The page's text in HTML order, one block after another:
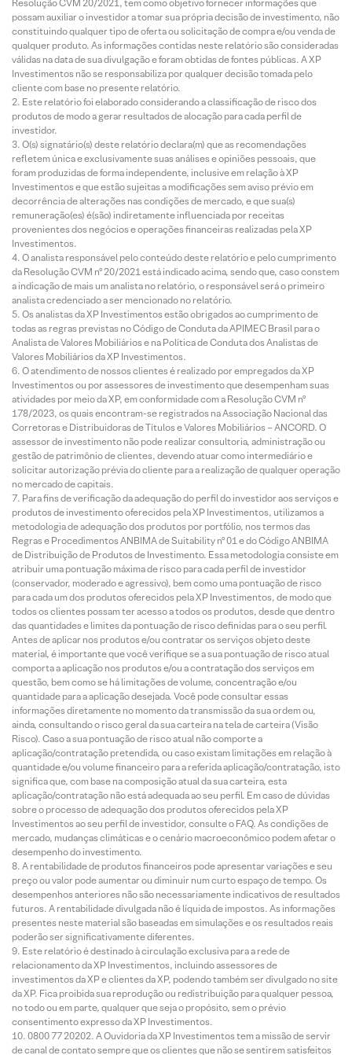
Resolução CVM 20/2021, tem como objetivo fornecer informações que
possam auxiliar o investidor a tomar sua própria decisão de investimento, não
constituindo qualquer tipo de oferta ou solicitação de compra e/ou venda de
qualquer produto. As informações contidas neste relatório são consideradas
válidas na data de sua divulgação e foram obtidas de fontes públicas. A XP
Investimentos não se responsabiliza por qualquer decisão tomada pelo
cliente com base no presente relatório.
Este relatório foi elaborado considerando a classificação de risco dos
produtos de modo a gerar resultados de alocação para cada perfil de
investidor.
O(s) signatário(s) deste relatório declara(m) que as recomendações
refletem única e exclusivamente suas análises e opiniões pessoais, que
foram produzidas de forma independente, inclusive em relação à XP
Investimentos e que estão sujeitas a modificações sem aviso prévio em
decorrência de alterações nas condições de mercado, e que sua(s)
remuneração(es) é(são) indiretamente influenciada por receitas
provenientes dos negócios e operações financeiras realizadas pela XP
Investimentos.
O analista responsável pelo conteúdo deste relatório e pelo cumprimento
da Resolução CVM nº 20/2021 está indicado acima, sendo que, caso constem
a indicação de mais um analista no relatório, o responsável será o primeiro
analista credenciado a ser mencionado no relatório.
Os analistas da XP Investimentos estão obrigados ao cumprimento de
todas as regras previstas no Código de Conduta da APIMEC Brasil para o
Analista de Valores Mobiliários e na Política de Conduta dos Analistas de
Valores Mobiliários da XP Investimentos.
O atendimento de nossos clientes é realizado por empregados da XP
Investimentos ou por assessores de investimento que desempenham suas
atividades por meio da XP, em conformidade com a Resolução CVM nº
178/2023, os quais encontram-se registrados na Associação Nacional das
Corretoras e Distribuidoras de Títulos e Valores Mobiliários – ANCORD. O
assessor de investimento não pode realizar consultoria, administração ou
gestão de patrimônio de clientes, devendo atuar como intermediário e
solicitar autorização prévia do cliente para a realização de qualquer operação
no mercado de capitais.
Para fins de verificação da adequação do perfil do investidor aos serviços e
produtos de investimento oferecidos pela XP Investimentos, utilizamos a
metodologia de adequação dos produtos por portfólio, nos termos das
Regras e Procedimentos ANBIMA de Suitability nº 01 e do Código ANBIMA
de Distribuição de Produtos de Investimento. Essa metodologia consiste em
atribuir uma pontuação máxima de risco para cada perfil de investidor
(conservador, moderado e agressivo), bem como uma pontuação de risco
para cada um dos produtos oferecidos pela XP Investimentos, de modo que
todos os clientes possam ter acesso a todos os produtos, desde que dentro
das quantidades e limites da pontuação de risco definidas para o seu perfil.
Antes de aplicar nos produtos e/ou contratar os serviços objeto deste
material, é importante que você verifique se a sua pontuação de risco atual
comporta a aplicação nos produtos e/ou a contratação dos serviços em
questão, bem como se há limitações de volume, concentração e/ou
quantidade para a aplicação desejada. Você pode consultar essas
informações diretamente no momento da transmissão da sua ordem ou,
ainda, consultando o risco geral da sua carteira na tela de carteira (Visão
Risco). Caso a sua pontuação de risco atual não comporte a
aplicação/contratação pretendida, ou caso existam limitações em relação à
quantidade e/ou volume financeiro para a referida aplicação/contratação, isto
significa que, com base na composição atual da sua carteira, esta
aplicação/contratação não está adequada ao seu perfil. Em caso de dúvidas
sobre o processo de adequação dos produtos oferecidos pela XP
Investimentos ao seu perfil de investidor, consulte o FAQ. As condições de
mercado, mudanças climáticas e o cenário macroeconômico podem afetar o
desempenho do investimento.
A rentabilidade de produtos financeiros pode apresentar variações e seu
preço ou valor pode aumentar ou diminuir num curto espaço de tempo. Os
desempenhos anteriores não são necessariamente indicativos de resultados
futuros. A rentabilidade divulgada não é líquida de impostos. As informações
presentes neste material são baseadas em simulações e os resultados reais
poderão ser significativamente diferentes.
Este relatório é destinado à circulação exclusiva para a rede de
relacionamento da XP Investimentos, incluindo assessores de
investimentos da XP e clientes da XP, podendo também ser divulgado no site
da XP. Fica proibida sua reprodução ou redistribuição para qualquer pessoa,
no todo ou em parte, qualquer que seja o propósito, sem o prévio
consentimento expresso da XP Investimentos.
0800 77 20202. A Ouvidoria da XP Investimentos tem a missão de servir
de canal de contato sempre que os clientes que não se sentirem satisfeitos